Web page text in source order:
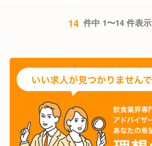
14 件中 1〜14 件表示